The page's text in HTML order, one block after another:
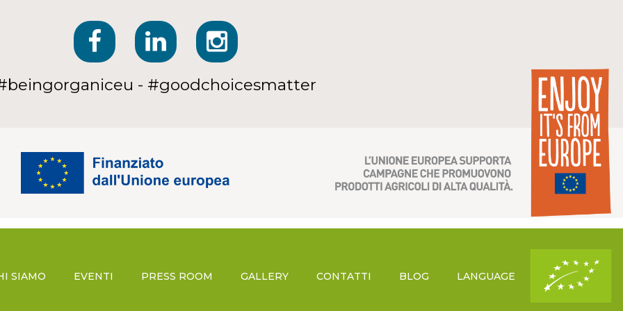
- #goodchoicesmatter
SIAMO EVENTI PRESS ROOM GALLERY CONTATTI BLOG LANGUAGE